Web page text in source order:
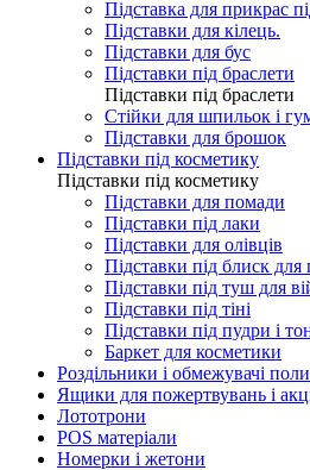
Підставка для прикрас
Підставки для кілець.
Підставки для бус
Підставки під браслети
Підставки під браслети
Стійки для шпильок і
Підставки для брошок
Підставки під косметику
Підставки під косметику
Підставки для помади
Підставки під лаки
Підставки для олівців
Підставки під блиск для
Підставки під туш для
Підставки під тіні
Підставки під пудри і
Баркет для косметики
Роздільники і обмежувачі
Ящики для пожертвувань і
Лототрони
POS матеріали
Номерки і жетони